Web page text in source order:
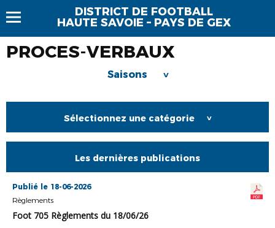
DISTRICT DE FOOTBALL
HAUTE SAVOIE – PAYS DE GEX
PROCES-VERBAUX
Saisons >
Sélectionnez une catégorie >
Les dernières publications
Publié le 18-06-2026
Règlements
Foot 705 Règlements du 18/06/26